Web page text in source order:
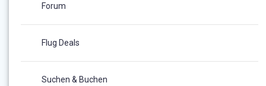
Forum
Flug Deals
Suchen & Buchen